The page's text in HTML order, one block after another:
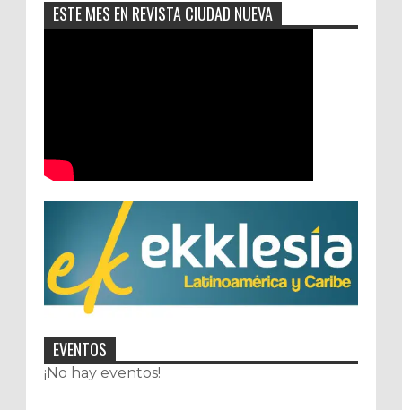
ESTE MES EN REVISTA CIUDAD NUEVA
EVENTOS
¡No hay eventos!